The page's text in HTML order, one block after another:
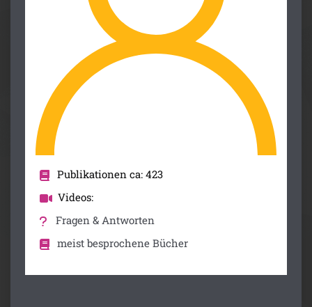
Publikationen ca: 423
Videos:
Fragen & Antworten
meist besprochene Bücher